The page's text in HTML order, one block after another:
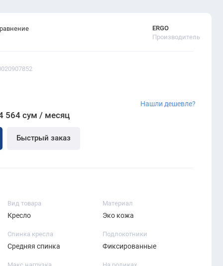
ERGO
Производитель
564 сум / месяц
Быстрый заказ
Нашли дешевле?
Вид товара
Кресло
Материал
Эко кожа
Спинка кресла
Средняя спинка
Подлокотники
Фиксированные